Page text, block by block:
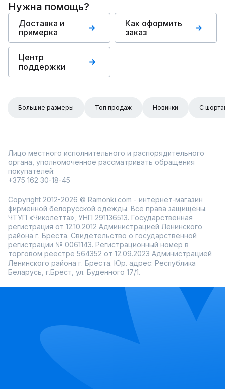
Нужна помощь?
Доставка и
примерка
Как оформить
заказ
Центр
поддержки
Большие размеры Топ продаж Новинки С
Лицо местного исполнительного и распорядительного
органа, уполномоченное рассматривать обращения
покупателей:
+375 162 30-18-45
Copyright 2012-2026 © Ramonki.com - интернет-магазин
фирменной белорусской одежды. Все права защищены.
ЧТУП «Чиколетта», УНП 291136513. Государственная
регистрация от 12.10.2012 Администрацией Ленинского
района г. Бреста. Свидетельство о государственной
регистрации № 0061143. Регистрационный номер в
торговом реестре 564352 от 12.09.2023 Администрацией
Ленинского района г. Бреста. Юр. адрес: Республика
Беларусь, г.Брест, ул. Буденного 17/1.